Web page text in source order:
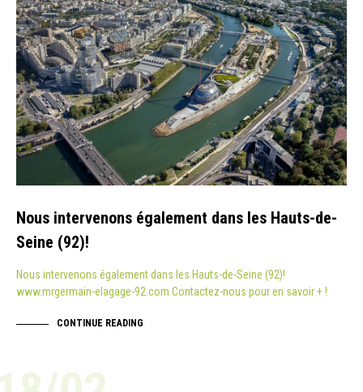
Nous intervenons également dans les Hauts-de-
Seine (92)!
Nous intervenons également dans les Hauts-de-Seine (92)!
www.mrgermain-elagage-92.com Contactez-nous pour en savoir + !
CONTINUE READING